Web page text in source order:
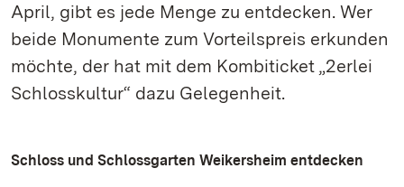
April, gibt es jede Menge zu entdecken. Wer
beide Monumente zum Vorteilspreis erkunden
möchte, der hat mit dem Kombiticket „2erlei
Schlosskultur“ dazu Gelegenheit.
Schloss und Schlossgarten Weikersheim entdecken